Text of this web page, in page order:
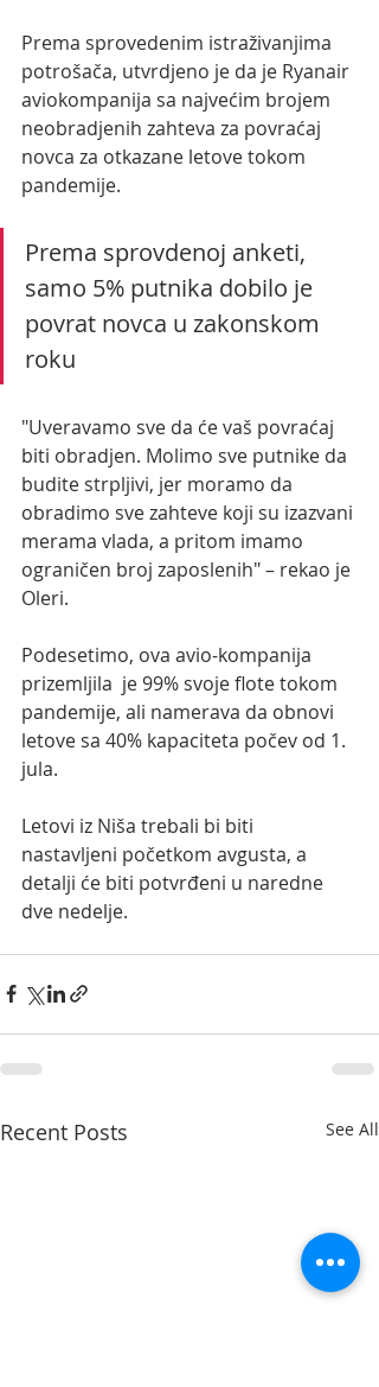
Prema sprovedenim istraživanjima
potrošača, utvrdjeno je da je Ryanair
aviokompanija sa najvećim brojem
neobradjenih zahteva za povraćaj
novca za otkazane letove tokom
pandemije.
Prema sprovdenoj anketi,
samo 5% putnika dobilo je
povrat novca u zakonskom
roku
"Uveravamo sve da će vaš povraćaj
biti obradjen. Molimo sve putnike da
budite strpljivi, jer moramo da
obradimo sve zahteve koji su izazvani
merama vlada, a pritom imamo
ograničen broj zaposlenih" – rekao je
Oleri.
Podesetimo, ova avio-kompanija
prizemljila  je 99% svoje flote tokom
pandemije, ali namerava da obnovi
letove sa 40% kapaciteta počev od 1.
jula.
Letovi iz Niša trebali bi biti
nastavljeni početkom avgusta, a
detalji će biti potvrđeni u naredne
dve nedelje.
Recent Posts See All